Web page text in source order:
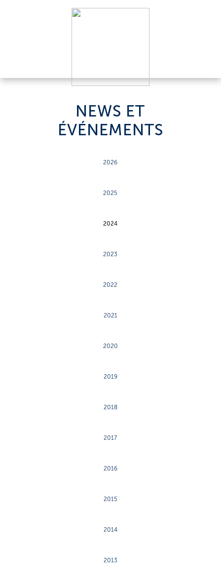
NEWS ET
ÉVÉNEMENTS
2026
2025
2024
2023
2022
2021
2020
2019
2018
2017
2016
2015
2014
2013